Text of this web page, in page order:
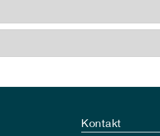
Kontakt